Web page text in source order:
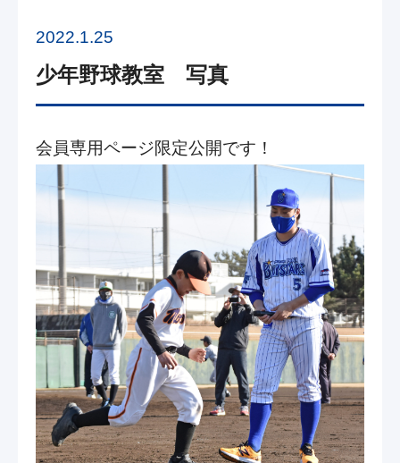
2022.1.25
少年野球教室 写真
会員専用ページ限定公開です！